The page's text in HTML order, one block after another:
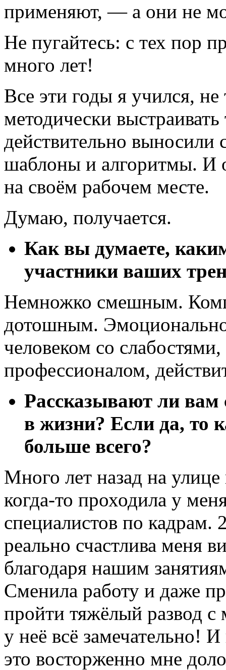
применяют, ― а они не
Не пугайтесь: с тех пор
много лет!
Все эти годы я учился,
методически
действительно
шаблоны и алгоритмы. И
на своём рабочем месте.
Думаю, получается.
Как вы думаете,
участники ваших
Немножко смешным.
дотошным.
человеком со
профессионалом,
Рассказывают ли вам
в жизни? Если да, то
больше всего?
Много лет назад на
когда-то проходила у
специалистов по
реально счастлива меня
благодаря нашим
Сменила работу и даже
пройти тяжёлый развод с
у неё всё замечательно!
это восторженно мне